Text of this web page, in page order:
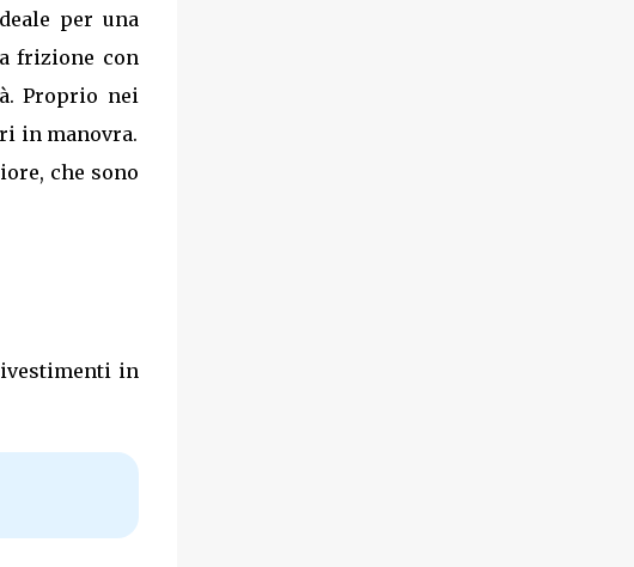
per una
frizione con
Proprio nei
in manovra.
che sono
in